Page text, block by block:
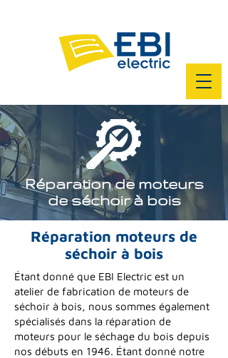
Réparation de moteurs
de séchoir à bois
Réparation moteurs de
séchoir à bois
Étant donné que EBI Electric est un
atelier de fabrication de moteurs de
séchoir à bois, nous sommes également
spécialisés dans la réparation de
moteurs pour le séchage du bois depuis
nos débuts en 1946. Étant donné notre